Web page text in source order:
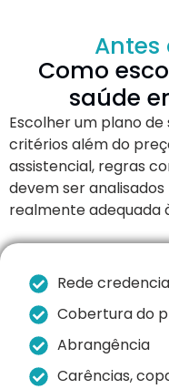
Como
saúde
Escolher um plano
critérios além do
assistencial, regras
devem ser
realmente adequada
Rede
Cobertura do
Abrangência
Carências,